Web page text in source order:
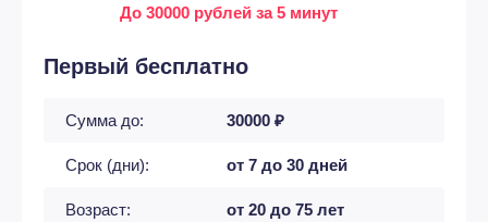
До 30000 рублей за 5 минут
Первый бесплатно
Сумма до: 30000 ₽
Срок (дни): от 7 до 30 дней
Возраст: от 20 до 75 лет